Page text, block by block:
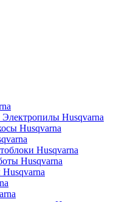
Нusqvarna
Нusqvarna
Husqvarna
Husqvarna